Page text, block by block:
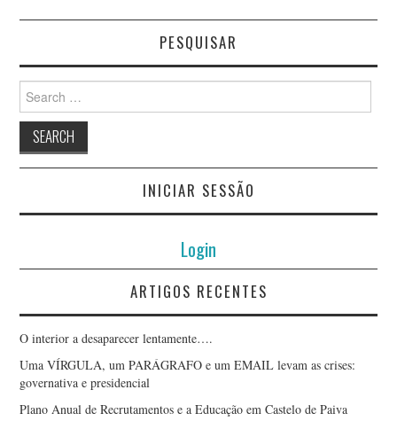
PESQUISAR
Search
for:
INICIAR SESSÃO
Login
ARTIGOS RECENTES
O interior a desaparecer lentamente….
Uma VÍRGULA, um PARÁGRAFO e um EMAIL levam as crises:
governativa e presidencial
Plano Anual de Recrutamentos e a Educação em Castelo de Paiva